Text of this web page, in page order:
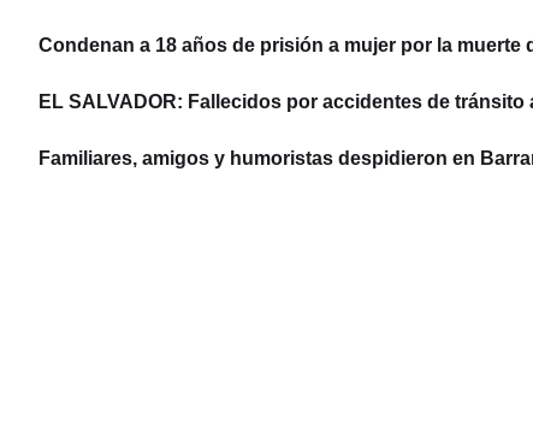
Condenan a 18 años de prisión a mujer por la muerte
EL SALVADOR: Fallecidos por accidentes de
Familiares, amigos y humoristas despidieron en